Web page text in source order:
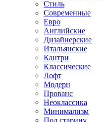
Стиль
Современные
Евро
Английские
Дизайнерские
Итальянские
Кантри
Классические
Лофт
Модерн
Прованс
Неоклассика
Минимализм
Под старину